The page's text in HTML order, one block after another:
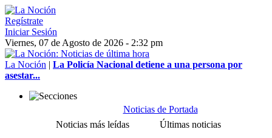
Regístrate
Iniciar Sesión
Viernes, 07 de Agosto de 2026 - 2:32 pm
La Noción | La Policía Nacional detiene a una persona por
asestar...
Noticias de Portada
Noticias más leídas
Últimas noticias